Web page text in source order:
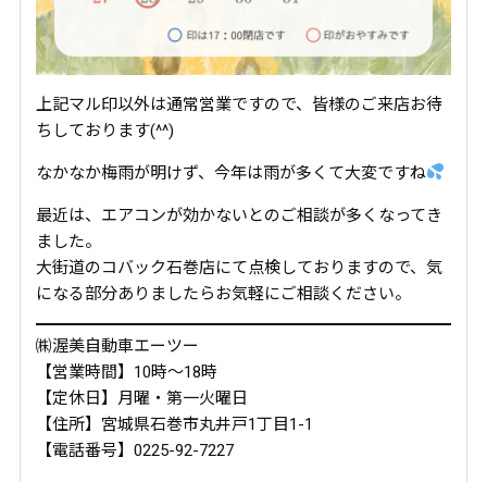
上記マル印以外は通常営業ですので、皆様のご来店お待
ちしております(^^)
なかなか梅雨が明けず、今年は雨が多くて大変ですね
最近は、エアコンが効かないとのご相談が多くなってき
ました。
大街道のコバック石巻店にて点検しておりますので、気
になる部分ありましたらお気軽にご相談ください。
㈱渥美自動車エーツー
【営業時間】10時～18時
【定休日】月曜・第一火曜日
【住所】宮城県石巻市丸井戸1丁目1-1
【電話番号】0225-92-7227